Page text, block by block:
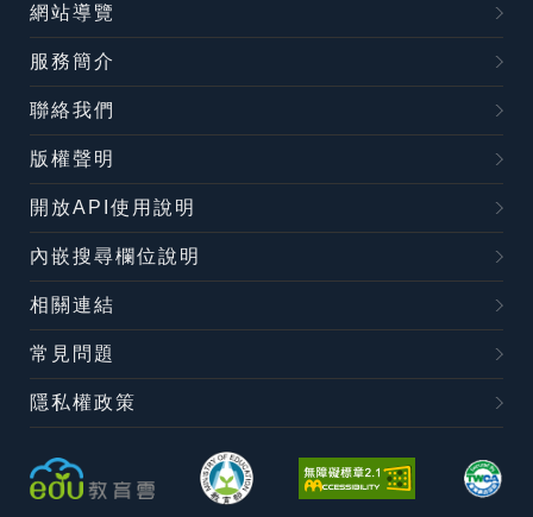
網站導覽
服務簡介
聯絡我們
版權聲明
開放API使用說明
內嵌搜尋欄位說明
相關連結
常見問題
隱私權政策